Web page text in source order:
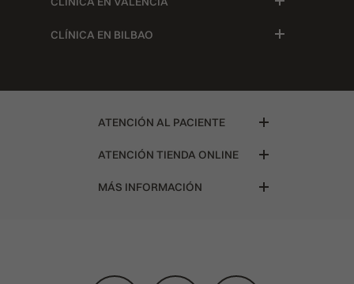
CLÍNICA EN BILBAO
ATENCIÓN AL PACIENTE
ATENCIÓN TIENDA ONLINE
MÁS INFORMACIÓN